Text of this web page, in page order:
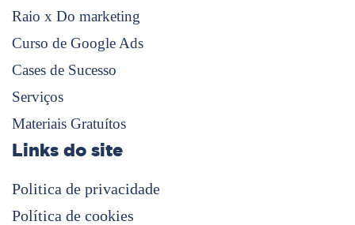
Raio x Do marketing
Curso de Google Ads
Cases de Sucesso
Serviços
Materiais Gratuítos
Links do site
Politica de privacidade
Política de cookies